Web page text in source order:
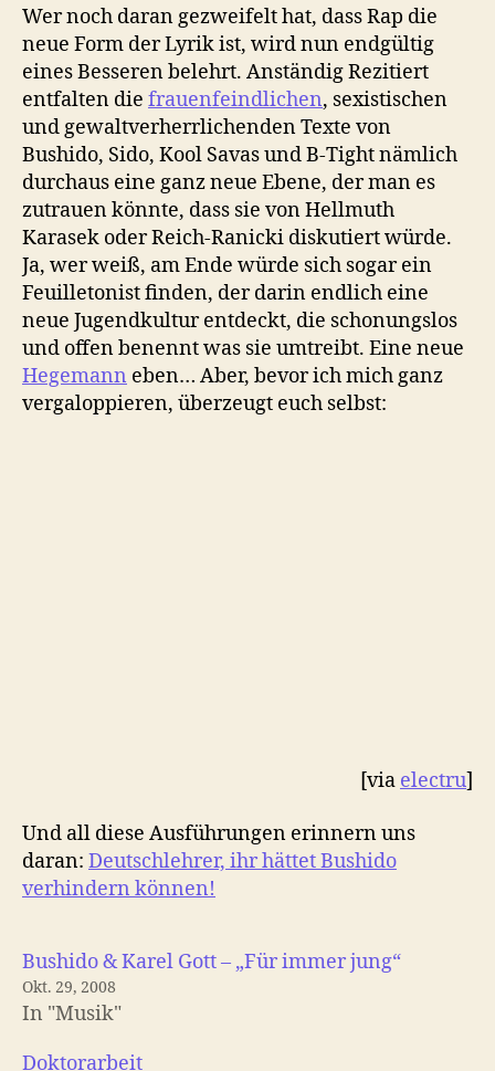
rezitieren
Wer noch daran gezweifelt hat, dass Rap die
neue Form der Lyrik ist, wird nun endgültig
eines Besseren belehrt. Anständig Rezitiert
entfalten die frauenfeindlichen, sexistischen
und gewaltverherrlichenden Texte von
Bushido, Sido, Kool Savas und B-Tight nämlich
durchaus eine ganz neue Ebene, der man es
zutrauen könnte, dass sie von Hellmuth
Karasek oder Reich-Ranicki diskutiert würde.
Ja, wer weiß, am Ende würde sich sogar ein
Feuilletonist finden, der darin endlich eine
neue Jugendkultur entdeckt, die schonungslos
und offen benennt was sie umtreibt. Eine neue
Hegemann eben… Aber, bevor ich mich ganz
vergaloppieren, überzeugt euch selbst:
[via electru]
Und all diese Ausführungen erinnern uns
daran: Deutschlehrer, ihr hättet Bushido
verhindern können!
Bushido & Karel Gott – „Für immer jung“
Okt. 29, 2008
In "Musik"
Doktorarbeit